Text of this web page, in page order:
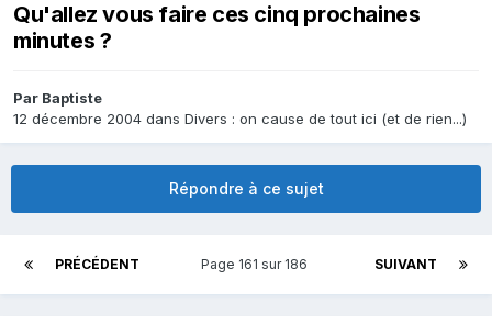
Qu'allez vous faire ces cinq prochaines
minutes ?
Par Baptiste
12 décembre 2004 dans Divers : on cause de tout ici (et de rien...)
Répondre à ce sujet
PRÉCÉDENT SUIVANT
Page 161 sur 186